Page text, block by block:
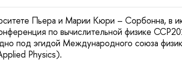
Пьера и Марии Кюри – Сорбонна, в
по вычислительной физике
под эгидой Международного союза
Physics).